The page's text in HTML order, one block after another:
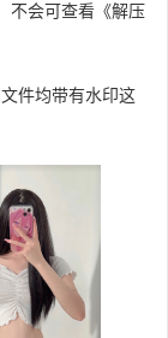
不会可查看《解压
件均带有水印这